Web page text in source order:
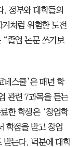
. 정부와 대학들의
처럼 위험한 도전
“졸업 논문 쓰기보
네스쿨’은 매년 학
관련 7과목을 듣는
한 학생은 ‘창업학
학점을 받고 창업
받는다. 덕분에 대학